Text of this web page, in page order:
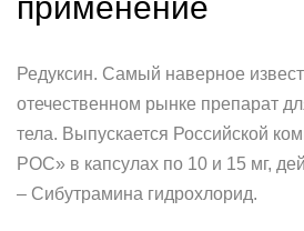
Редуксин. Самый наверное
отечественном рынке препарат
тела. Выпускается Российской
РОС» в капсулах по 10 и 15 мг,
– Сибутрамина гидрохлорид.